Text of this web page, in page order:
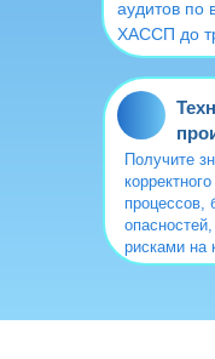
Получите
процессов,
рисками на
аудитов по
ХАССП до